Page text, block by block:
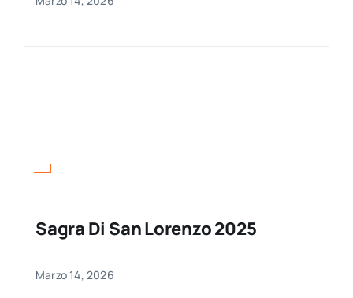
Sagra Di San Lorenzo 2025
Marzo 14, 2026